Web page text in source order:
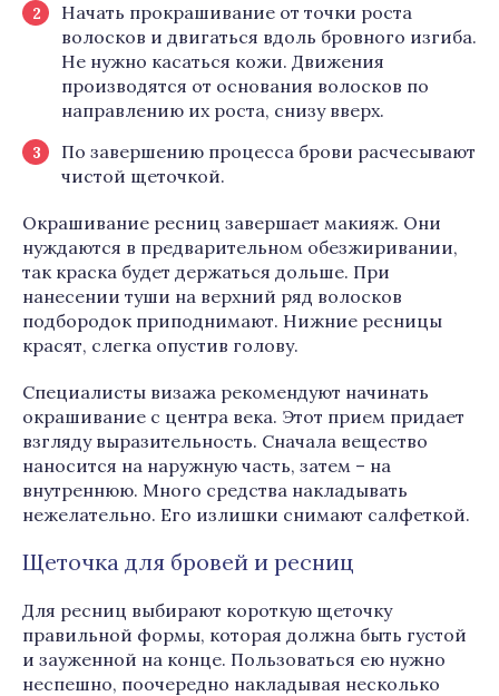
Начать прокрашивание от точки роста
волосков и двигаться вдоль бровного изгиба.
Не нужно касаться кожи. Движения
производятся от основания волосков по
направлению их роста, снизу вверх.
По завершению процесса брови расчесывают
чистой щеточкой.
Окрашивание ресниц завершает макияж. Они
нуждаются в предварительном обезжиривании,
так краска будет держаться дольше. При
нанесении туши на верхний ряд волосков
подбородок приподнимают. Нижние ресницы
красят, слегка опустив голову.
Специалисты визажа рекомендуют начинать
окрашивание с центра века. Этот прием придает
взгляду выразительность. Сначала вещество
наносится на наружную часть, затем – на
внутреннюю. Много средства накладывать
нежелательно. Его излишки снимают салфеткой.
Щеточка для бровей и ресниц
Для ресниц выбирают короткую щеточку
правильной формы, которая должна быть густой
и зауженной на конце. Пользоваться ею нужно
неспешно, поочередно накладывая несколько